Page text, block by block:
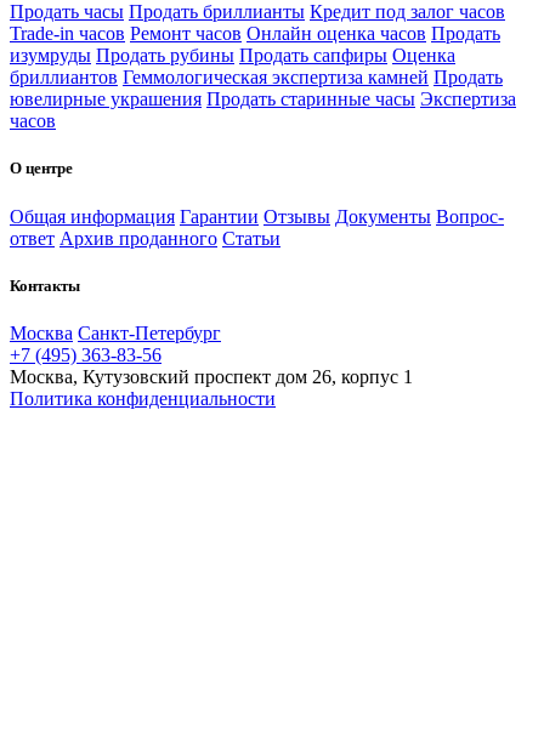
Продать часы Продать бриллианты Кредит под залог часов
Trade-in часов Ремонт часов Онлайн оценка часов Продать
изумруды Продать рубины Продать сапфиры Оценка
бриллиантов Геммологическая экспертиза камней Продать
ювелирные украшения Продать старинные часы Экспертиза
часов
О центре
Общая информация Гарантии Отзывы Документы Вопрос-
ответ Архив проданного Статьи
Контакты
Москва Санкт-Петербург
+7 (495) 363-83-56
Москва, Кутузовский проспект дом 26, корпус 1
Политика конфиденциальности